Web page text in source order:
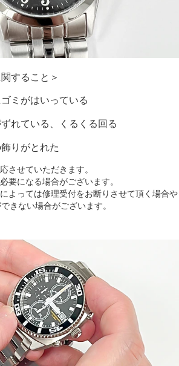
すること＞
ミがはいっている
れている、くるくる回る
りがとれた
させていただきます。
要になる場合がございます。
よっては修理受付をお断りさせて頂く場合や
きない場合がございます。